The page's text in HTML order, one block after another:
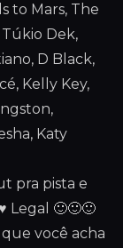
to Mars, The
Túkio Dek,
D Black,
Kelly Key,
Katy
pra pista e
Legal 🙂🙂🙂
você acha